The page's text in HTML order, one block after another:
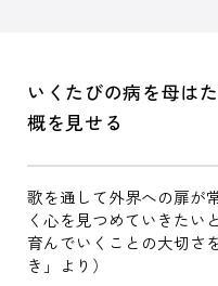
いくたびの病を母は
概を見せる
歌を通して外界への扉が
く心を見つめていきたい
育んでいくことの大切さ
き」より）